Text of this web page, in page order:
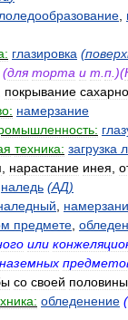
глазировка (
(для торта и т п .)(
покрывание
намерзание
техника: загрузка
нарастание инея
наледь (АД)
предмете
или
наземных
со своей половины
обледенение (